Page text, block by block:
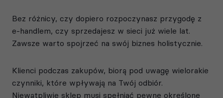
Bez różnicy, czy dopiero rozpoczynasz przygodę z
e-handlem, czy sprzedajesz w sieci już wiele lat.
Zawsze warto spojrzeć na swój biznes holistycznie.
Klienci podczas zakupów, biorą pod uwagę wielorakie
czynniki, które wpływają na Twój odbiór.
Niewątpliwie sklep musi spełniać pewne określone